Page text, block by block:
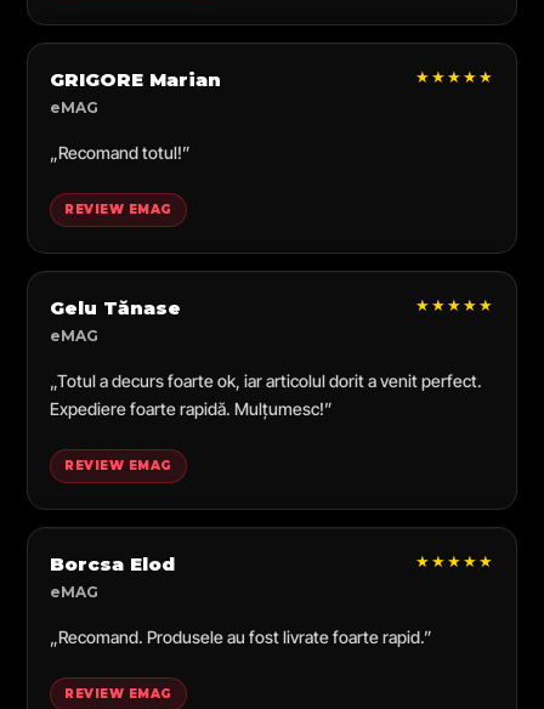
GRIGORE Marian
eMAG
★★★★★
„Recomand totul!”
REVIEW EMAG
Gelu Tănase
eMAG
★★★★★
„Totul a decurs foarte ok, iar articolul dorit a venit perfect.
Expediere foarte rapidă. Mulțumesc!”
REVIEW EMAG
Borcsa Elod
eMAG
★★★★★
„Recomand. Produsele au fost livrate foarte rapid.”
REVIEW EMAG